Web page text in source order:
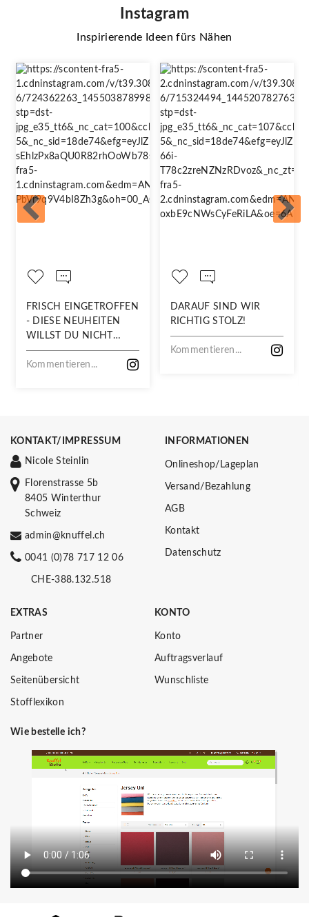
Instagram
Inspirierende Ideen fürs Nähen
FRISCH EINGETROFFEN
- DIESE NEUHEITEN
WILLST DU NICHT
VERPASSEN!
Kommentieren...
DARAUF SIND WIR
RICHTIG STOLZ!
Kommentieren...
KONTAKT/IMPRESSUM
Nicole Steinlin
Florenstrasse 5b
8405 Winterthur
Schweiz
admin@knuffel.ch
0041 (0)78 717 12 06
CHE-388.132.518
INFORMATIONEN
Onlineshop/Lageplan
Versand/Bezahlung
AGB
Kontakt
Datenschutz
EXTRAS
Partner
Angebote
Seitenübersicht
Stofflexikon
KONTO
Konto
Auftragsverlauf
Wunschliste
Wie bestelle ich?